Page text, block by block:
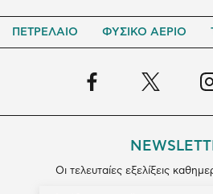
ΠΕΤΡΕΛΑΙΟ ΦΥΣΙΚΟ ΑΕΡΙΟ
Οι τελευταίες εξελίξεις